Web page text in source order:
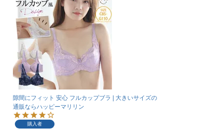
隙間にフィット 安心 フルカップブラ | 大きいサイズの
通販ならハッピーマリリン
購入者